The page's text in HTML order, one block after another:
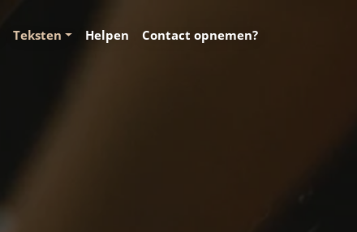
Teksten Helpen Contact opnemen?